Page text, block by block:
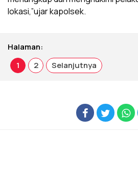
lokasi,”ujar kapolsek.
Halaman:
1
2 Selanjutnya